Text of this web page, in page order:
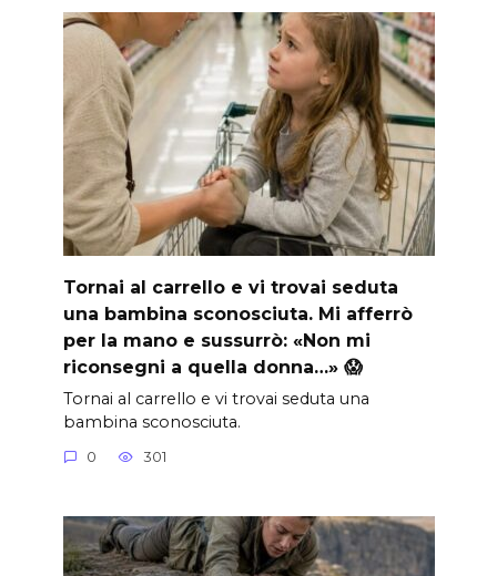
Tornai al carrello e vi trovai seduta
una bambina sconosciuta. Mi afferrò
per la mano e sussurrò: «Non mi
riconsegni a quella donna…» 😱
Tornai al carrello e vi trovai seduta una
bambina sconosciuta.
0 301